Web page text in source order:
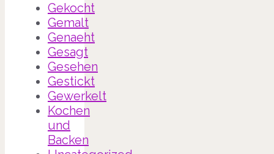
Gekocht
Gemalt
Genaeht
Gesagt
Gesehen
Gestickt
Gewerkelt
Kochen
und
Backen